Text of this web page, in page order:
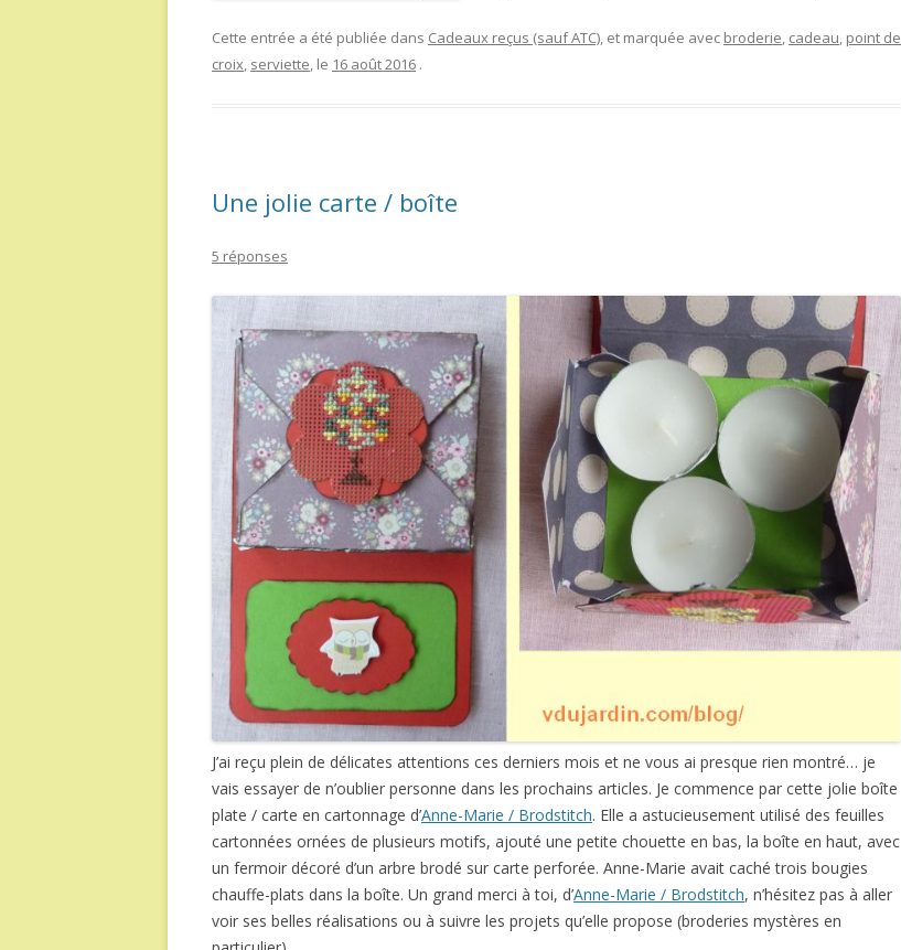
Cette entrée a été publiée dans Cadeaux reçus (sauf ATC), et marquée avec broderie, cadeau, point de
croix, serviette, le 16 août 2016 .
Une jolie carte / boîte
5 réponses
J’ai reçu plein de délicates attentions ces derniers mois et ne vous ai presque rien montré… je
vais essayer de n’oublier personne dans les prochains articles. Je commence par cette jolie boîte
plate / carte en cartonnage d’Anne-Marie / Brodstitch. Elle a astucieusement utilisé des feuilles
cartonnées ornées de plusieurs motifs, ajouté une petite chouette en bas, la boîte en haut, avec
un fermoir décoré d’un arbre brodé sur carte perforée. Anne-Marie avait caché trois bougies
chauffe-plats dans la boîte. Un grand merci à toi, d’Anne-Marie / Brodstitch, n’hésitez pas à aller
voir ses belles réalisations ou à suivre les projets qu’elle propose (broderies mystères en